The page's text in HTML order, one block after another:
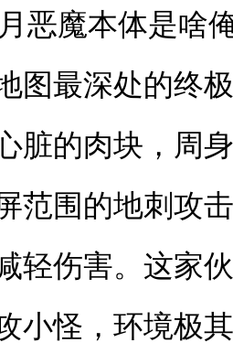
恶魔本体是啥
图最深处的终
脏的肉块，周
范围的地刺攻
轻伤害。这家
小怪，环境极